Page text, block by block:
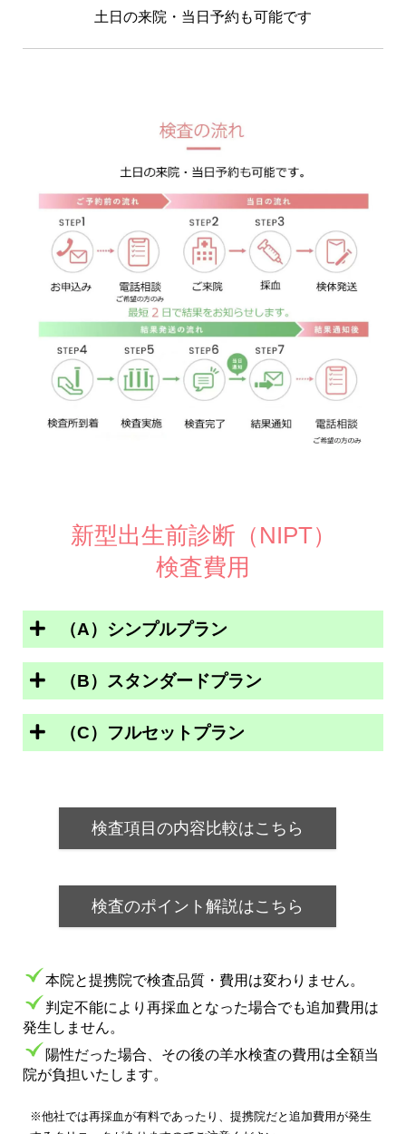
土日の来院・当日予約も可能です
新型出生前診断（NIPT）
検査費用
（A）シンプルプラン
（B）スタンダードプラン
（C）フルセットプラン
検査項目の内容比較はこちら
検査のポイント解説はこちら
本院と提携院で検査品質・費用は変わりません。
判定不能により再採血となった場合でも追加費用は
発生しません。
陽性だった場合、その後の羊水検査の費用は全額当
院が負担いたします。
※他社では再採血が有料であったり、提携院だと追加費用が発生